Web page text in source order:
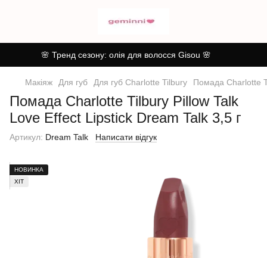
🌸 Тренд сезону: олія для волосся Gisou 🌸
Макіяж Для губ Для губ Charlotte Tilbury Помада Charlotte
Помада Charlotte Tilbury Pillow Talk
Love Effect Lipstick Dream Talk 3,5 г
Артикул: Dream Talk Написати відгук
НОВИНКА
ХІТ